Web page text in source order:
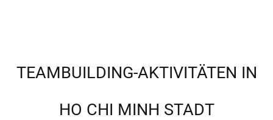
TEAMBUILDING-AKTIVITÄTEN IN
HO CHI MINH STADT